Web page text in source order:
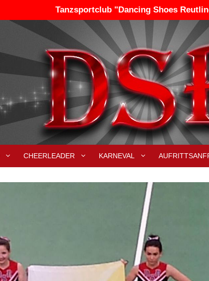
Tanzsportclub "Dancing Shoes
CHEERLEADER KARNEVAL